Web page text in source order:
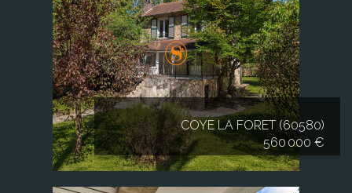
COYE LA FORET (60580)
560 000 €